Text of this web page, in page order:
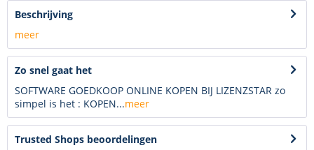
Beschrijving
meer
Zo snel gaat het
SOFTWARE GOEDKOOP ONLINE KOPEN BIJ LIZENZSTAR zo
simpel is het : KOPEN...meer
Trusted Shops beoordelingen